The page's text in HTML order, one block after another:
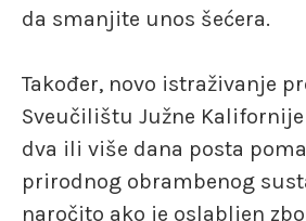
da smanjite unos šećera.
Također, novo istraživanje
Sveučilištu Južne
dva ili više dana posta
prirodnog obrambenog
naročito ako je oslabljen